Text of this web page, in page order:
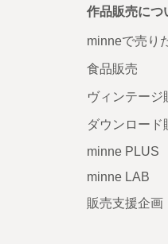
作品販売につ
minneで売り
食品販売
ヴィンテージ
ダウンロード
minne PLUS
minne LAB
販売支援企画